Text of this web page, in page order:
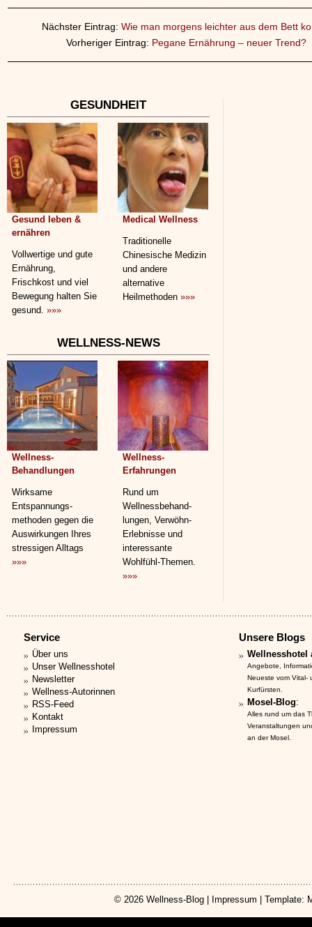
Nächster Eintrag: Wie man morgens leichter aus dem Bett
Vorheriger Eintrag: Pegane Ernährung – neuer Trend?
GESUNDHEIT
Gesund leben &
ernähren
Vollwertige und gute
Ernährung,
Frischkost und viel
Bewegung halten Sie
gesund. »»»
Medical Wellness
Traditionelle
Chinesische Medizin
und andere
alternative
Heilmethoden »»»
WELLNESS-NEWS
Wellness-
Behandlungen
Wirksame
Entspannungs­
methoden gegen die
Auswirkungen Ihres
stressigen Alltags
»»»
Wellness-
Erfahrungen
Rund um
Wellnessbehand­
lungen, Verwöhn-
Erlebnisse und
interessante
Wohlfühl-Themen.
»»»
Service
Über uns
Unser Wellnesshotel
Newsletter
Wellness-Autorinnen
RSS-Feed
Kontakt
Impressum
Unsere Blogs
Wellnesshotel
Angebote,
Neueste vom Vital-
Kurfürsten.
Mosel-Blog:
Alles rund um das
Veranstaltungen
an der Mosel.
© 2026 Wellness-Blog Impressum | Template: